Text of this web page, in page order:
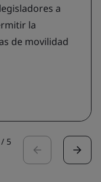
a
la
de movilidad
/ 5